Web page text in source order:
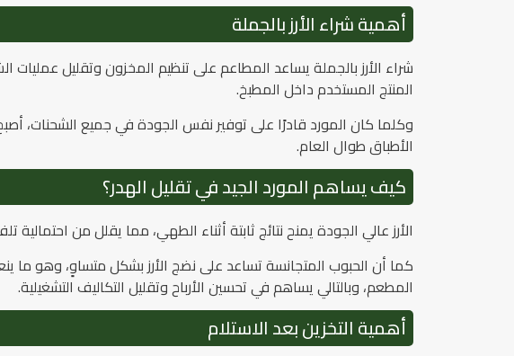
أهمية شراء الأرز بالجملة
شراء الأرز بالجملة يساعد المطاعم على تنظيم المخزون وتقليل عمليات
المنتج المستخدم داخل المطبخ.
وكلما كان المورد قادرًا على توفير نفس الجودة في جميع
الأطباق طوال العام.
كيف يساهم المورد الجيد في تقليل الهدر؟
الأرز عالي الجودة يمنح نتائج ثابتة أثناء الطهي، مما يقلل من
كما أن الحبوب المتجانسة تساعد على نضج الأرز بشكل متساوٍ، وهو
المطعم، وبالتالي يساهم في تحسين الأرباح وتقليل التكاليف التشغيلية.
أهمية التخزين بعد الاستلام